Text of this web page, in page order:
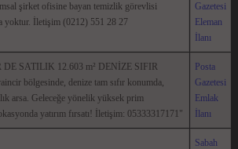
şirket ofisine bayan temizlik görevlisi
yoktur. İletişim (0212) 551 28 27
Gazetesi
Eleman
İlanı
SATILIK 12.603 m² DENİZE SIFIR
bölgesinde, denize tam sıfır konumda,
arsa. Geleceğe yönelik yüksek prim
yatırım fırsatı! İletişim: 05333317171"
Posta
Gazetesi
Emlak
İlanı
Sabah